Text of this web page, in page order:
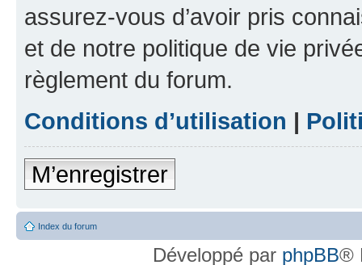
assurez-vous d’avoir pris
et de notre politique de vie
règlement du forum.
Conditions d’utilisation |
M’enregistrer
Index du forum
Développé par phpBB®